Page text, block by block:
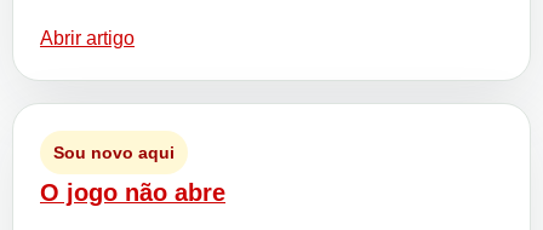
Abrir artigo
Sou novo aqui
O jogo não abre